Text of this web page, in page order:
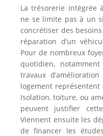
La trésorerie intégrée
ne se limite pas à un
concrétiser des
réparation d’un
Pour de nombreux
quotidien,
travaux
logement
Isolation, toiture, ou
peuvent justifier
Viennent ensuite les
de financer les